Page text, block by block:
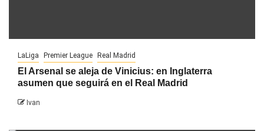
LaLiga Premier League Real Madrid
El Arsenal se aleja de Vinicius: en Inglaterra
asumen que seguirá en el Real Madrid
Ivan